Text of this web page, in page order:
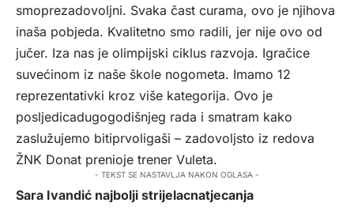
smoprezadovoljni. Svaka čast curama, ovo je njihova
inaša pobjeda. Kvalitetno smo radili, jer nije ovo od
jučer. Iza nas je olimpijski ciklus razvoja. Igračice
suvećinom iz naše škole nogometa. Imamo 12
reprezentativki kroz više kategorija. Ovo je
posljedicadugogodišnjeg rada i smatram kako
zaslužujemo bitiprvoligaši – zadovoljsto iz redova
ŽNK Donat prenioje trener Vuleta.
- TEKST SE NASTAVLJA NAKON OGLASA -
Sara Ivandić najbolji strijelacnatjecanja